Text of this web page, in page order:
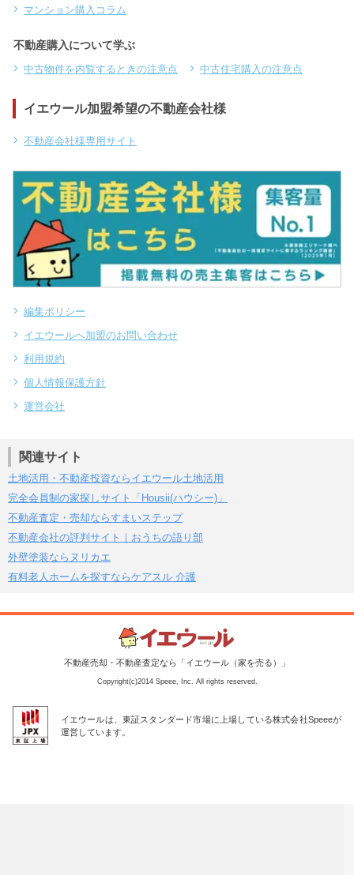
マンション購入コラム
不動産購入について学ぶ
中古物件を内覧するときの注意点 中古住宅購入の注意点
イエウール加盟希望の不動産会社様
不動産会社様専用サイト
編集ポリシー
イエウールへ加盟のお問い合わせ
利用規約
個人情報保護方針
運営会社
関連サイト
土地活用・不動産投資ならイエウール土地活用
完全会員制の家探しサイト「Housii(ハウシー)」
不動産査定・売却ならすまいステップ
不動産会社の評判サイト｜おうちの語り部
外壁塗装ならヌリカエ
有料老人ホームを探すならケアスル 介護
不動産売却・不動産査定なら「イエウール（家を売る）」
Copyright(c)2014 Speee, Inc. All rights reserved.
イエウールは、東証スタンダード市場に上場している株式会社Speeeが
運営しています。